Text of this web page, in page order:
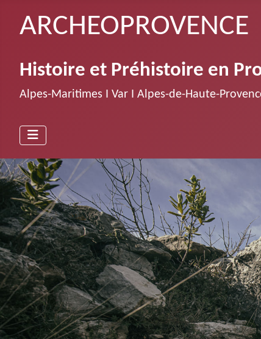
ARCHEOPROVENCE
Histoire et Préhistoire en
Alpes-Maritimes Ι Var Ι Alpes-de-Haute-